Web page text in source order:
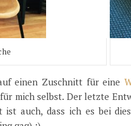
einen Zuschnitt für eine
mich selbst. Der letzte
ist auch, dass ich es bei